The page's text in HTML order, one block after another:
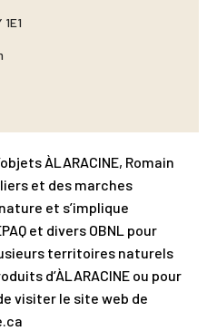
1E1
ÀLARACINE, Romain
et des marches
et s’implique
et divers OBNL pour
territoires naturels
d’ÀLARACINE ou pour
visiter le site web de